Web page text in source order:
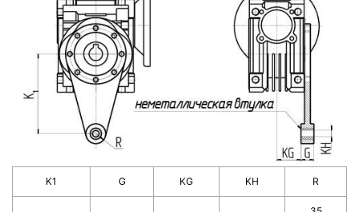
K1 G KG KH R